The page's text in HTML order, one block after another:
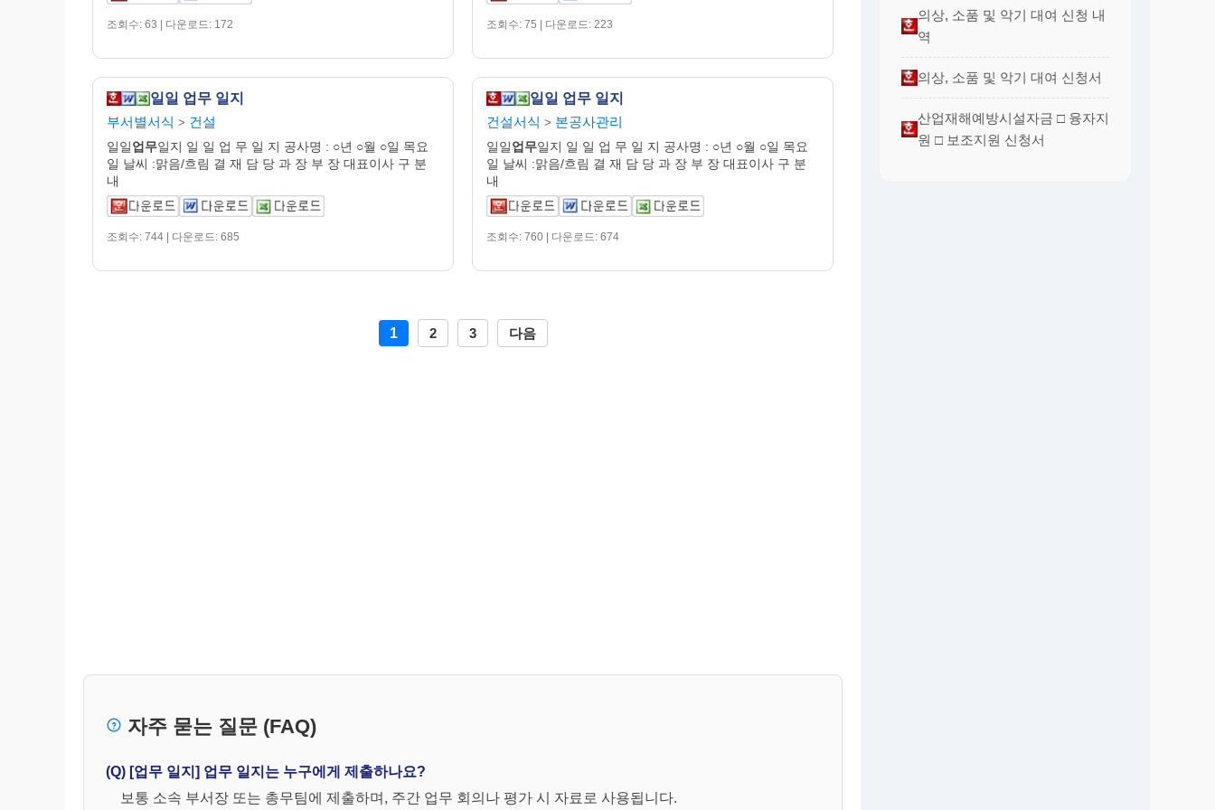
조회수: 63 | 다운로드: 172 조회수: 75 | 다운로드: 223
일일 업무 일지
부서별서식 > 건설
일일업무일지 일 일 업 무 일 지 공사명 : ○년 ○월 ○일 목요
일 날씨 :맑음/흐림 결 재 담 당 과 장 부 장 대표이사 구 분
내
조회수: 744 | 다운로드: 685
일일 업무 일지
건설서식 > 본공사관리
일일업무일지 일 일 업 무 일 지 공사명 : ○년 ○월 ○일 목요
일 날씨 :맑음/흐림 결 재 담 당 과 장 부 장 대표이사 구 분
내
조회수: 760 | 다운로드: 674
1 2 3 다음
자주 묻는 질문 (FAQ)
(Q) [업무 일지] 업무 일지는 누구에게 제출하나요?
보통 소속 부서장 또는 총무팀에 제출하며, 주간 업무 회의나 평가 시 자료로 사용됩니다.
의상, 소품 및 악기 대여 신청 내
역
의상, 소품 및 악기 대여 신청서
산업재해예방시설자금 □ 융자지
원 □ 보조지원 신청서